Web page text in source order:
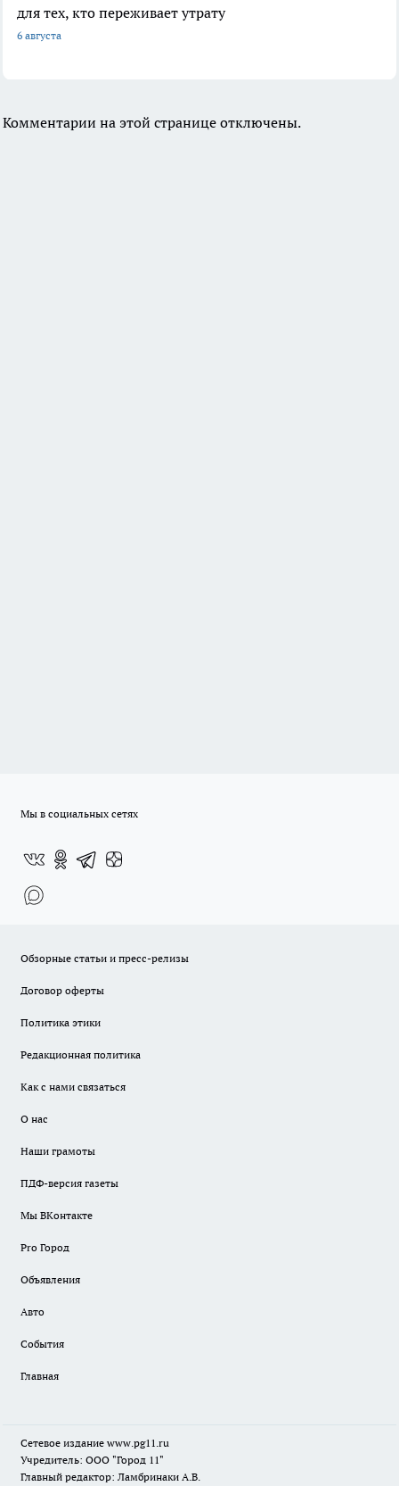
для тех, кто переживает утрату
6 августа
Комментарии на этой странице отключены.
Мы в социальных сетях
Обзорные статьи и пресс-релизы
Договор оферты
Политика этики
Редакционная политика
Как с нами связаться
О нас
Наши грамоты
ПДФ-версия газеты
Мы ВКонтакте
Pro Город
Объявления
Авто
События
Главная
Сетевое издание www.pg11.ru
Учредитель: ООО "Город 11"
Главный редактор: Ламбринаки А.В.